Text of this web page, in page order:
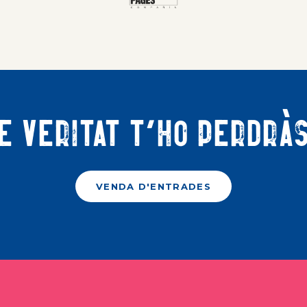
veritat t'ho
VENDA D'ENTRADES